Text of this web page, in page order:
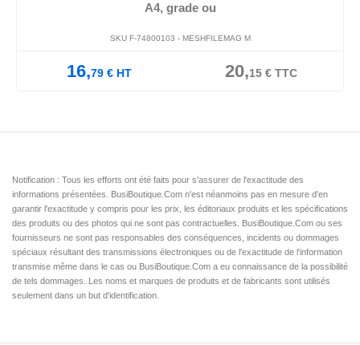
A4, grade ou
SKU F-74800103 - MESHFILEMAG M
16,79 € HT 20,15€TTC
Notification : Tous les efforts ont été faits pour s'assurer de l'exactitude des
informations présentées. BusiBoutique.Com n'est néanmoins pas en mesure d'en
garantir l'exactitude y compris pour les prix, les éditoriaux produits et les spécifications
des produits ou des photos qui ne sont pas contractuelles. BusiBoutique.Com ou ses
fournisseurs ne sont pas responsables des conséquences, incidents ou dommages
spéciaux résultant des transmissions électroniques ou de l'exactitude de l'information
transmise même dans le cas ou BusiBoutique.Com a eu connaissance de la possibilité
de tels dommages. Les noms et marques de produits et de fabricants sont utilisés
seulement dans un but d'identification.